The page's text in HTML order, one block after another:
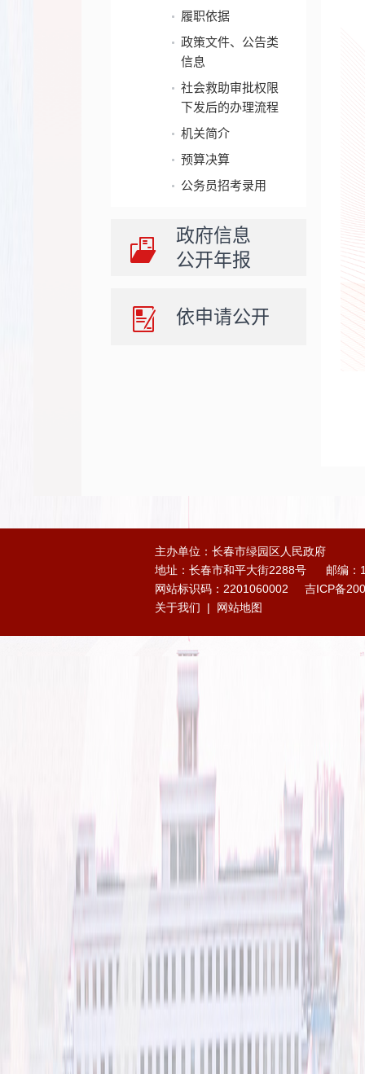
履职依据
政策文件、公告类
信息
社会救助审批权限
下发后的办理流程
机关简介
预算决算
公务员招考录用
政府信息
公开年报
依申请公开